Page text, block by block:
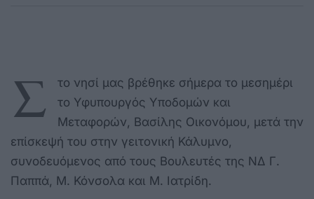
Σ
το νησί μας βρέθηκε σήμερα το μεσημέρι
το Υφυπουργός Υποδομών και
Μεταφορών, Βασίλης Οικονόμου, μετά την
επίσκεψή του στην γειτονική Κάλυμνο,
συνοδευόμενος από τους Βουλευτές της ΝΔ Γ.
Παππά, Μ. Κόνσολα και Μ. Ιατρίδη.